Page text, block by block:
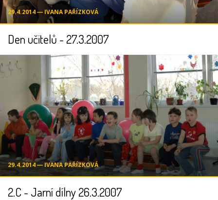
29.4.2014 ― IVANA PAŘÍZKOVÁ
Den učitelů - 27.3.2007
29.4.2014 ― IVANA PAŘÍZKOVÁ
2.C - Jarní dílny 26.3.2007